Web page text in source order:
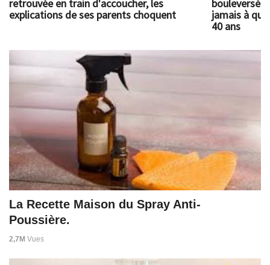
retrouvée en train d'accoucher, les
explications de ses parents choquent
bouleversé
jamais à
40 ans
La Recette Maison du Spray Anti-
Poussière.
2,7M Vues